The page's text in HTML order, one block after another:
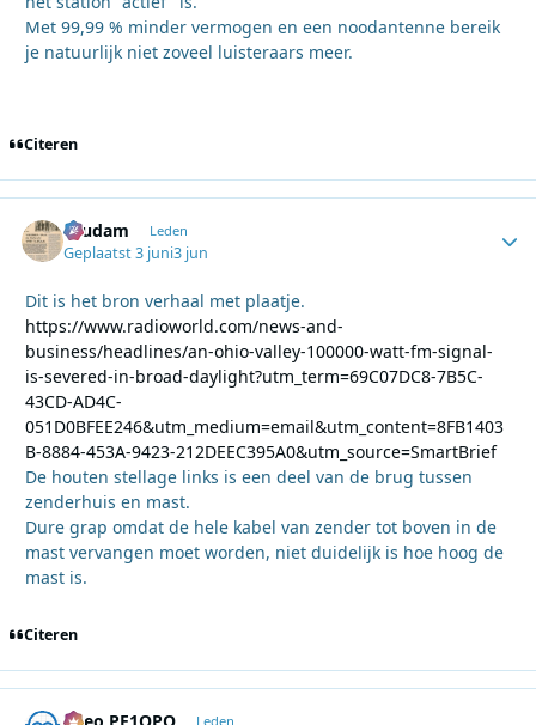
Met 99,99 % minder vermogen en een noodantenne bereik
je natuurlijk niet zoveel luisteraars meer.
Citeren
ruudam Leden
Geplaatst3 juni3 jun
Dit is het bron verhaal met plaatje.
https://www.radioworld.com/news-and-
business/headlines/an-ohio-valley-100000-watt-fm-signal-
is-severed-in-broad-daylight?utm_term=69C07DC8-7B5C-
43CD-AD4C-
051D0BFEE246&utm_medium=email&utm_content=8FB1403
B-8884-453A-9423-212DEEC395A0&utm_source=SmartBrief
De houten stellage links is een deel van de brug tussen
zenderhuis en mast.
Dure grap omdat de hele kabel van zender tot boven in de
mast vervangen moet worden, niet duidelijk is hoe hoog de
mast is.
Citeren
Leden